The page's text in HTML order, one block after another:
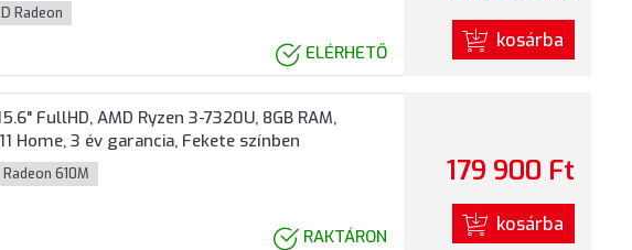
Radeon
ELÉRHETŐ
kosárba
FullHD, AMD Ryzen 3-7320U, 8GB RAM,
Home, 3 év garancia, Fekete színben
Radeon 610M
RAKTÁRON
179 900 Ft
kosárba